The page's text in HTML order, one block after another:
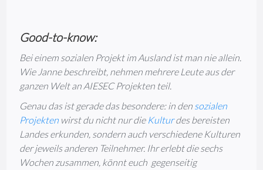
Good-to-know:
Bei einem sozialen Projekt im Ausland ist man nie allein.
Wie Janne beschreibt, nehmen mehrere Leute aus der
ganzen Welt an AIESEC Projekten teil.
Genau das ist gerade das besondere: in den sozialen
Projekten wirst du nicht nur die Kulturdes bereisten
Landes erkunden, sondern auch verschiedene Kulturen
der jeweils anderen Teilnehmer. Ihr erlebt die sechs
Wochen zusammen, könnt euch gegenseitig